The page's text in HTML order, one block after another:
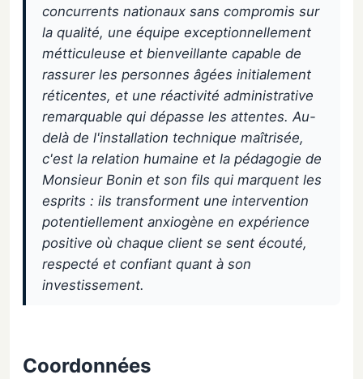
concurrents nationaux sans compromis sur
la qualité, une équipe exceptionnellement
métticuleuse et bienveillante capable de
rassurer les personnes âgées initialement
réticentes, et une réactivité administrative
remarquable qui dépasse les attentes. Au-
delà de l'installation technique maîtrisée,
c'est la relation humaine et la pédagogie de
Monsieur Bonin et son fils qui marquent les
esprits : ils transforment une intervention
potentiellement anxiogène en expérience
positive où chaque client se sent écouté,
respecté et confiant quant à son
investissement.
Coordonnées